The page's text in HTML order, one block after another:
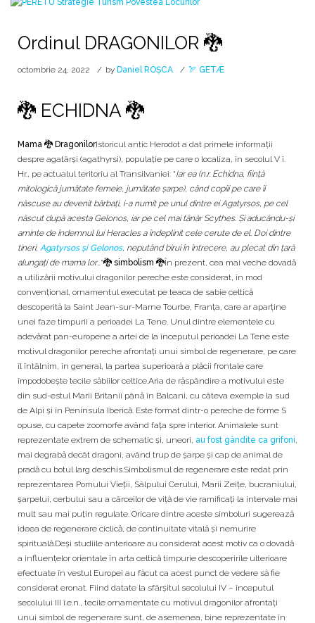
Ordinul DRAGONILOR 🐉
octombrie 24, 2022 by Daniel ROȘCA 🏹 GETÆ
🐉 ECHIDNA 🐉
Mama 🐉 DragonilorIstoricul antic Herodot a dat primele informaţii
despre agatârşi (agathyrsi), populaţie pe care o localiza, în secolul V î.
Hr., pe actualul teritoriu al Transilvaniei: “Iar ea (n.r. Echidna, fiinţă
mitologică jumătate femeie, jumătate şarpe), când copiii pe care îi
născuse au devenit bărbaţi, i-a numit pe unul dintre ei Agatyrsos, pe cel
născut după acesta Gelonos, iar pe cel mai tânăr Scythes. Şi aducându-şi
aminte de îndemnul lui Heracles a îndeplinit cele cerute de el. Doi dintre
tineri, Agatyrsos şi Gelonos, neputând birui în întrecere, au plecat din ţară
alungaţi de mama lor…“🐉 simbolism 🐉În prezent, cea mai veche dovadă
a utilizării motivului dragonilor pereche este considerat, în mod
convenţional, ornamentul executat pe teaca de sabie celtică
descoperită la Saint Jean-sur-Marne Tourbe, Franța, care ar aparţine
unei faze timpurii a perioadei La Tene. Unul dintre elementele cu
adevărat pan-europene a artei de la începutul perioadei La Tene este
motivul dragonilor pereche afrontaţi unui simbol de regenerare, pe care
îl întâlnim, în general, la partea superioară a plăcii frontale care
împodobește tecile săbiilor celtice.Aria de răspândire a motivului este
din sud-estul Marii Britanii până în Balcani, cu câteva exemple la sud
de Alpi și în Peninsula Iberică. Este format dintr-o pereche de forme S
opuse, cu capete zoomorfe având fața spre interior. Animalele sunt
reprezentate extrem de schematic și, uneori, au fost gândite ca grifoni
mai degrabă decât dragoni, având trup de şarpe şi cap de animal de
pradă cu botul larg deschis.Simbolismul de regenerare este redat prin
reprezentarea Pomului Vieții, Sâlpului Cerului, Marii Zeițe, bucraniului,
șarpelui, cerbului sau a cârceilor de viţă de vie ramificați la intervale mai
mult sau mai puţin regulate. Oricare dintre aceste simboluri sugerează
ideea de regenerare ciclică, de continuitate vitală și nemurire
spirituală.Deși studiile anterioare au considerat acest motiv ca o dovadă
a influențelor orientale în arta celtică timpurie descoperirile ulterioare
efectuate în vestul Europei au făcut ca acest punct de vedere să fie
considerat eronat. Fiind datate la sfârşitul secolului IV – începutul
secolului III î.e.n., tecile ornamentate cu motivul dragonilor afrontaţi
unui simbol de regenerare sunt, de asemenea, bine reprezentate în